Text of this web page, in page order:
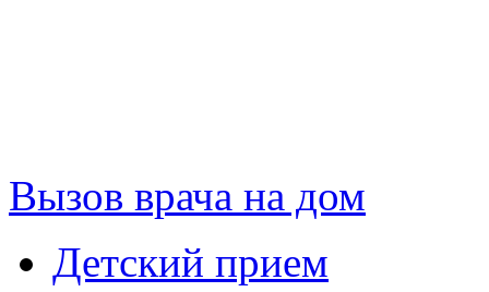
Вызов врача на дом
Детский прием